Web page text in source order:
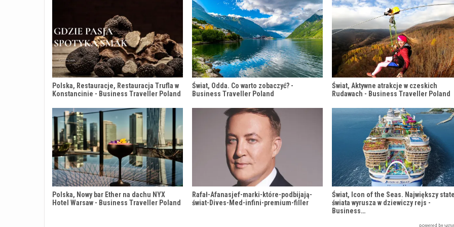
Polska, Restauracje, Restauracja Trufla w
Konstancinie - Business Traveller Poland
Świat, Odda. Co warto zobaczyć? -
Business Traveller Poland
Świat, Aktywne atrakcje w czeskich
Rudawach - Business Traveller Poland
Polska, Nowy bar Ether na dachu NYX
Hotel Warsaw - Business Traveller Poland
Rafał-Afanasjef-marki-które-podbijają-
świat-Dives-Med-infini-premium-filler
Świat, Icon of the Seas. Największy
świata wyrusza w dziewiczy rejs -
Business…